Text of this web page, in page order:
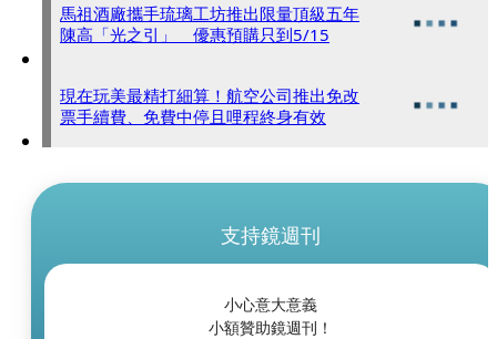
馬祖酒廠攜手琉璃工坊推出限量頂級五年
陳高「光之引」 優惠預購只到5/15
現在玩美最精打細算！航空公司推出免改
票手續費、免費中停且哩程終身有效
支持鏡週刊
小心意大意義
小額贊助鏡週刊！